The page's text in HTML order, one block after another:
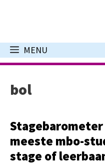
inhoud
MENU
bol
meeste mbo-
stage of